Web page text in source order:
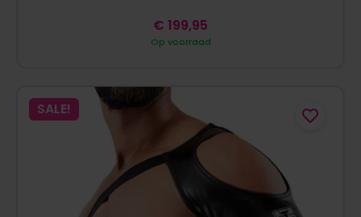
Op voorraad
€ 199,95
SALE!